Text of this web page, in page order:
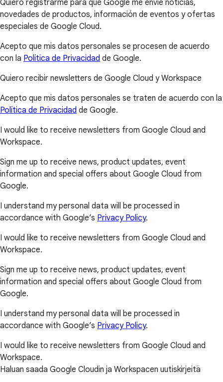
Quiero registrarme para que Google me envíe noticias,
novedades de productos, información de eventos y ofertas
especiales de Google Cloud.
Acepto que mis datos personales se procesen de acuerdo
con la Política de Privacidad de Google.
Quiero recibir newsletters de Google Cloud y Workspace
Acepto que mis datos personales se traten de acuerdo con la
Política de Privacidad de Google.
I would like to receive newsletters from Google Cloud and
Workspace.
Sign me up to receive news, product updates, event
information and special offers about Google Cloud from
Google.
I understand my personal data will be processed in
accordance with Google’s Privacy Policy.
I would like to receive newsletters from Google Cloud and
Workspace.
Sign me up to receive news, product updates, event
information and special offers about Google Cloud from
Google.
I understand my personal data will be processed in
accordance with Google’s Privacy Policy.
I would like to receive newsletters from Google Cloud and
Workspace.
Haluan saada Google Cloudin ja Workspacen uutiskirjeitä